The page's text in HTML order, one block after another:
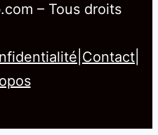
– Tous droits
Contact